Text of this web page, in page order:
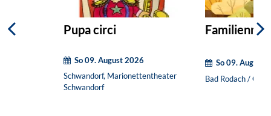
Pupa circi
So 09. August 2026
Schwandorf, Marionettentheater
Schwandorf
So 09. August
Bad Rodach / OT